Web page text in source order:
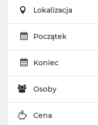
Lokalizacja
Początek
Koniec
Osoby
Cena